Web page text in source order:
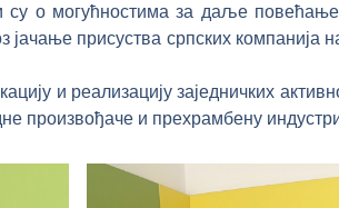
о могућностима за даље повећање
јачање присуства српских компанија
и реализацију заједничких
и прехрамбену